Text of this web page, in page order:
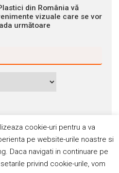
din România vă
vizuale care se vor
următoare
cookie-uri pentru a va
pe website-urile noastre si
Daca navigati in continuare pe
privind cookie-urile, vom